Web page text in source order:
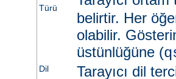
Türü
belirtir. Her
olabilir.
üstünlüğüne (
Dil Tarayıcı dil